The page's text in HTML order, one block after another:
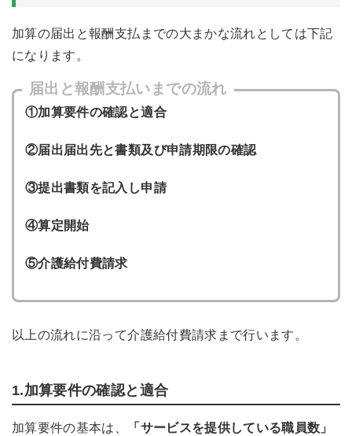
加算の届出と報酬支払までの大まかな流れとしては下記
になります。
届出と報酬支払いまでの流れ
①加算要件の確認と適合
②届出届出先と書類及び申請期限の確認
③提出書類を記入し申請
④算定開始
⑤介護給付費請求
以上の流れに沿って介護給付費請求まで行います。
1.加算要件の確認と適合
加算要件の基本は、
「サービスを提供している職員数」